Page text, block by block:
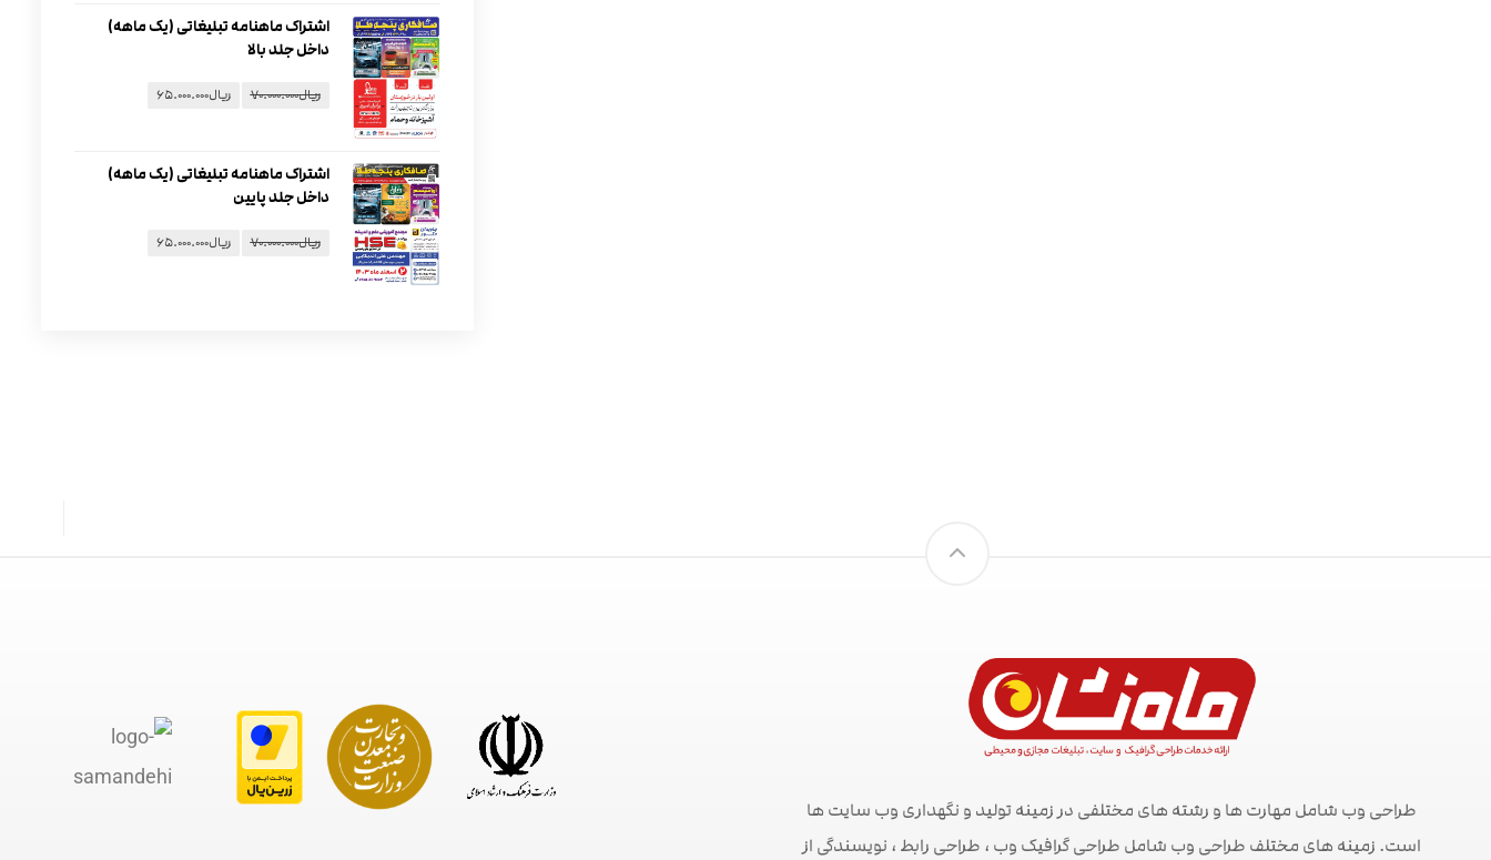
اشتراک ماهنامه تبلیغاتی (یک ماهه)
داخل جلد بالا
ریال۷۰.۰۰۰.۰۰۰ ریال۶۵.۰۰۰.۰۰۰
اشتراک ماهنامه تبلیغاتی (یک ماهه)
داخل جلد پایین
ریال۷۰.۰۰۰.۰۰۰ ریال۶۵.۰۰۰.۰۰۰
طراحی وب شامل مهارت ها و رشته های مختلفی در زمینه تولید و نگهداری وب سایت ها
است. زمینه های مختلف طراحی وب شامل طراحی گرافیک وب ، طراحی رابط ، نویسندگی از